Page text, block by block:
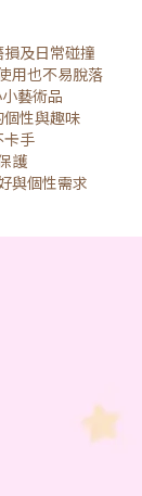
及日常碰撞
用也不易脫落
藝術品
性與趣味
卡手
護
與個性需求